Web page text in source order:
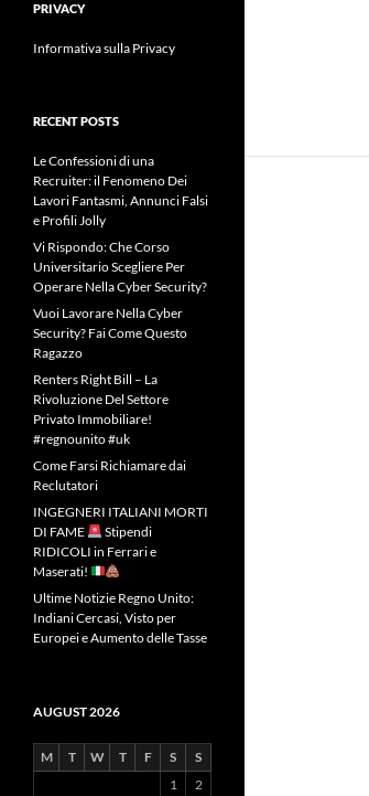
PRIVACY
Informativa sulla Privacy
RECENT POSTS
Le Confessioni di una
Recruiter: il Fenomeno Dei
Lavori Fantasmi, Annunci Falsi
e Profili Jolly
Vi Rispondo: Che Corso
Universitario Scegliere Per
Operare Nella Cyber Security?
Vuoi Lavorare Nella Cyber
Security? Fai Come Questo
Ragazzo
Renters Right Bill – La
Rivoluzione Del Settore
Privato Immobiliare!
#regnounito #uk
Come Farsi Richiamare dai
Reclutatori
INGEGNERI ITALIANI MORTI
DI FAME
Stipendi
RIDICOLI in Ferrari e
Maserati!
Ultime Notizie Regno Unito:
Indiani Cercasi, Visto per
Europei e Aumento delle Tasse
AUGUST 2026
M T W T F S
S
1
2